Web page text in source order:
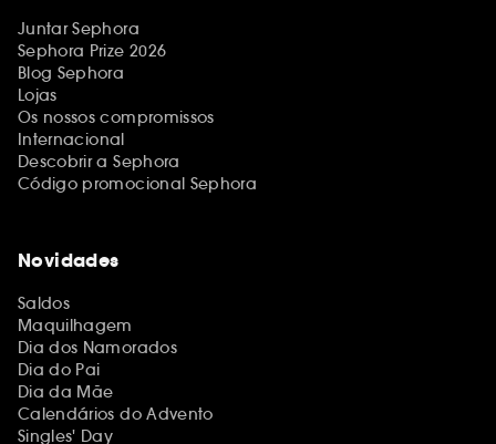
Juntar Sephora
Sephora Prize 2026
Blog Sephora
Lojas
Os nossos compromissos
Internacional
Descobrir a Sephora
Código promocional Sephora
Novidades
Saldos
Maquilhagem
Dia dos Namorados
Dia do Pai
Dia da Mãe
Calendários do Advento
Singles' Day